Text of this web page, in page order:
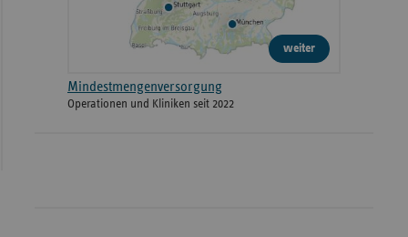
weiter
Mindestmengenversorgung
Operationen und Kliniken seit 2022